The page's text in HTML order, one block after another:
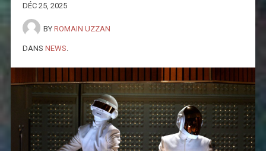
DÉC 25, 2025
BY ROMAIN UZZAN
DANS NEWS